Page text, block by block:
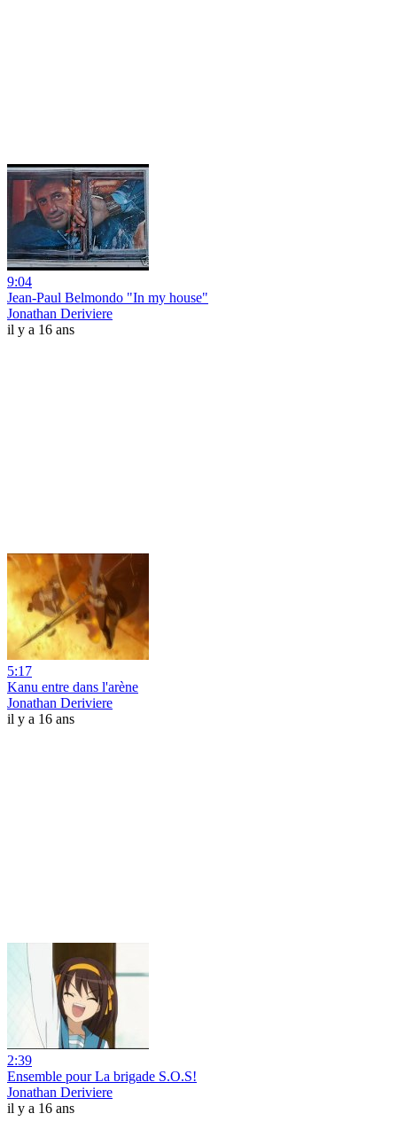
9:04
Jean-Paul Belmondo "In my house"
Jonathan Deriviere
il y a 16 ans
5:17
Kanu entre dans l'arène
Jonathan Deriviere
il y a 16 ans
2:39
Ensemble pour La brigade S.O.S!
Jonathan Deriviere
il y a 16 ans